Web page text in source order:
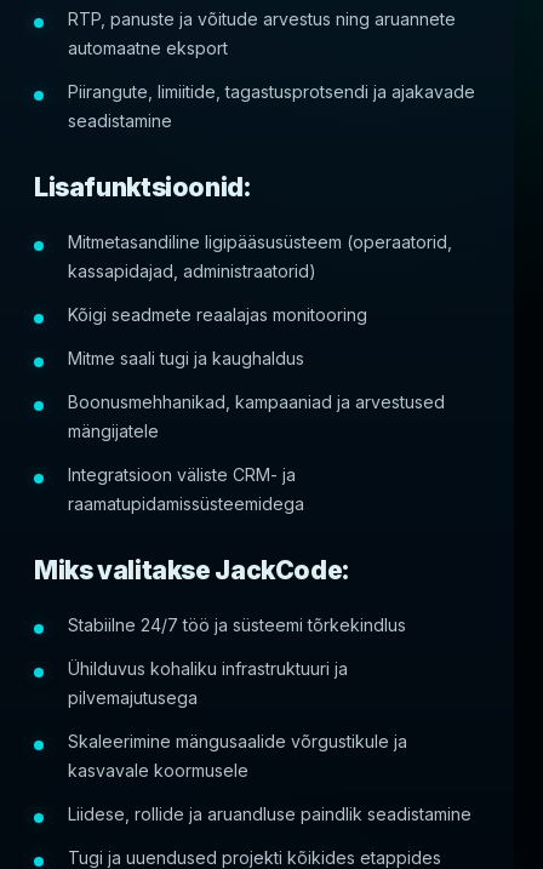
RTP, panuste ja võitude arvestus ning aruannete
automaatne eksport
Piirangute, limiitide, tagastusprotsendi ja ajakavade
seadistamine
Lisafunktsioonid:
Mitmetasandiline ligipääsusüsteem (operaatorid,
kassapidajad, administraatorid)
Kõigi seadmete reaalajas monitooring
Mitme saali tugi ja kaughaldus
Boonusmehhanikad, kampaaniad ja arvestused
mängijatele
Integratsioon väliste CRM- ja
raamatupidamissüsteemidega
Miks valitakse JackCode:
Stabiilne 24/7 töö ja süsteemi tõrkekindlus
Ühilduvus kohaliku infrastruktuuri ja
pilvemajutusega
Skaleerimine mängusaalide võrgustikule ja
kasvavale koormusele
Liidese, rollide ja aruandluse paindlik seadistamine
Tugi ja uuendused projekti kõikides etappides